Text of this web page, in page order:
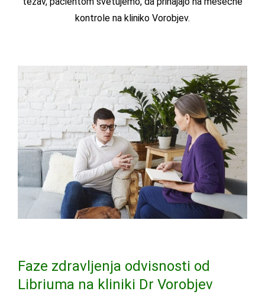
kontrole na kliniko Vorobjev.
Faze zdravljenja odvisnosti od
Libriuma na kliniki Dr Vorobjev